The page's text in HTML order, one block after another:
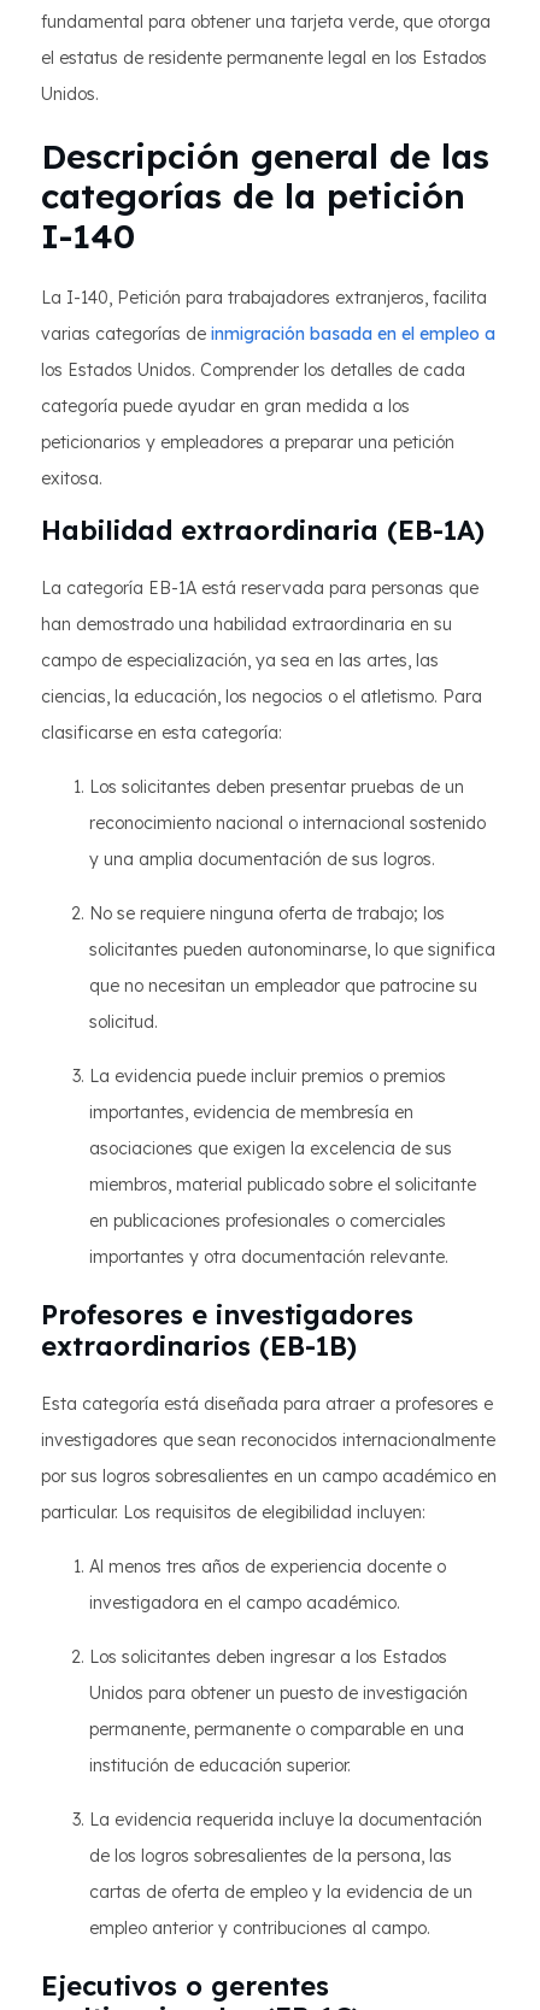
fundamental para obtener una tarjeta verde, que otorga
el estatus de residente permanente legal en los Estados
Unidos.
Descripción general de las
categorías de la petición
I-140
La I-140, Petición para trabajadores extranjeros, facilita
varias categorías de inmigración basada en el empleo a
los Estados Unidos. Comprender los detalles de cada
categoría puede ayudar en gran medida a los
peticionarios y empleadores a preparar una petición
exitosa.
Habilidad extraordinaria (EB-1A)
La categoría EB-1A está reservada para personas que
han demostrado una habilidad extraordinaria en su
campo de especialización, ya sea en las artes, las
ciencias, la educación, los negocios o el atletismo. Para
clasificarse en esta categoría:
Los solicitantes deben presentar pruebas de un
reconocimiento nacional o internacional sostenido
y una amplia documentación de sus logros.
No se requiere ninguna oferta de trabajo; los
solicitantes pueden autonominarse, lo que significa
que no necesitan un empleador que patrocine su
solicitud.
La evidencia puede incluir premios o premios
importantes, evidencia de membresía en
asociaciones que exigen la excelencia de sus
miembros, material publicado sobre el solicitante
en publicaciones profesionales o comerciales
importantes y otra documentación relevante.
Profesores e investigadores
extraordinarios (EB-1B)
Esta categoría está diseñada para atraer a profesores e
investigadores que sean reconocidos internacionalmente
por sus logros sobresalientes en un campo académico en
particular. Los requisitos de elegibilidad incluyen:
Al menos tres años de experiencia docente o
investigadora en el campo académico.
Los solicitantes deben ingresar a los Estados
Unidos para obtener un puesto de investigación
permanente, permanente o comparable en una
institución de educación superior.
La evidencia requerida incluye la documentación
de los logros sobresalientes de la persona, las
cartas de oferta de empleo y la evidencia de un
empleo anterior y contribuciones al campo.
Ejecutivos o gerentes